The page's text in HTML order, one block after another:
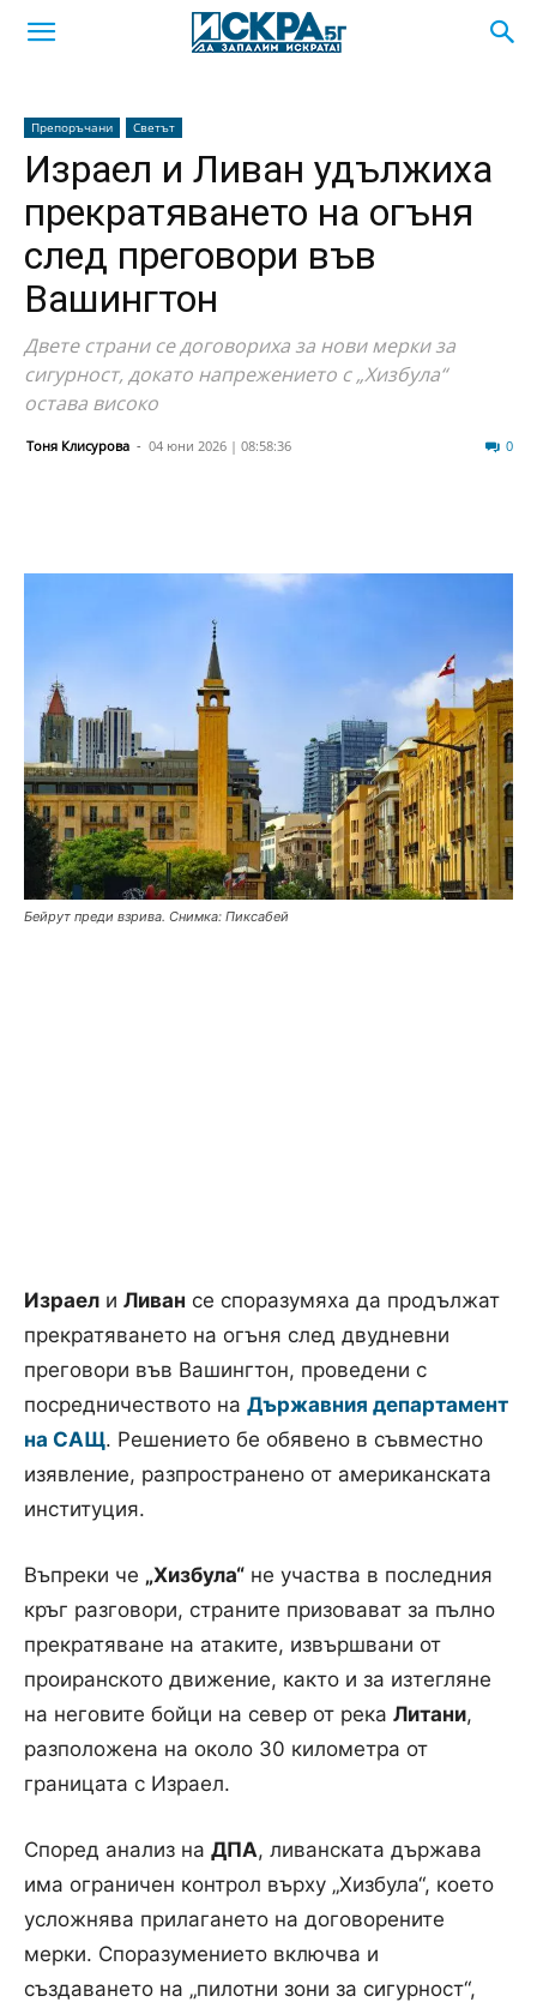
Препоръчани Светът
Израел и Ливан удължиха
прекратяването на огъня
след преговори във
Вашингтон
Двете страни се договориха за нови мерки за
сигурност, докато напрежението с „Хизбула“
остава високо
Тоня Клисурова - 04 юни 2026 | 08:58:36 0
Бейрут преди взрива. Снимка: Пиксабей
Израел и Ливан се споразумяха да продължат
прекратяването на огъня след двудневни
преговори във Вашингтон, проведени с
посредничеството на Държавния департамент
на САЩ. Решението бе обявено в съвместно
изявление, разпространено от американската
институция.
Въпреки че „Хизбула“ не участва в последния
кръг разговори, страните призовават за пълно
прекратяване на атаките, извършвани от
проиранското движение, както и за изтегляне
на неговите бойци на север от река Литани,
разположена на около 30 километра от
границата с Израел.
Според анализ на ДПА, ливанската държава
има ограничен контрол върху „Хизбула“, което
усложнява прилагането на договорените
мерки. Споразумението включва и
създаването на „пилотни зони за сигурност“,